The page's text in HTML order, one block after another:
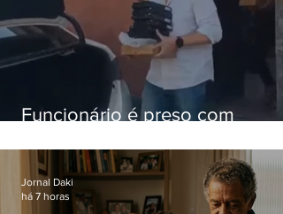
Funcionário é preso com
Hospital do Andaraí
Jornal Daki
há 7 horas